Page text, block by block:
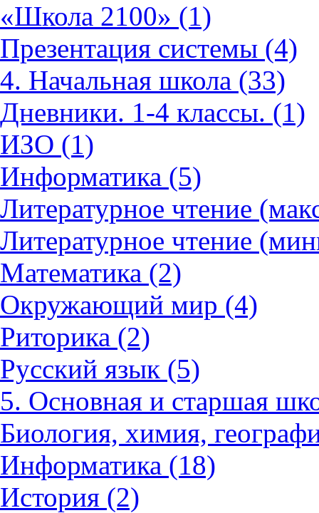
«Школа 2100» (1)
Презентация системы (4)
4. Начальная школа (33)
Дневники. 1-4 классы. (1)
ИЗО (1)
Информатика (5)
Литературное чтение
Литературное чтение
Математика (2)
Окружающий мир (4)
Риторика (2)
Русский язык (5)
5. Основная и старшая
Биология, химия,
Информатика (18)
История (2)